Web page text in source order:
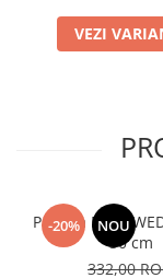
VEZI
-20% NOU
Papusa Mia -
30 cm
332,00